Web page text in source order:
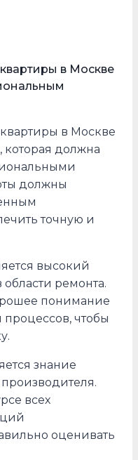
в Москве
в Москве
которая должна
должны
точную и
высокий
ремонта.
понимание
процессов, чтобы
знание
всех
оценивать